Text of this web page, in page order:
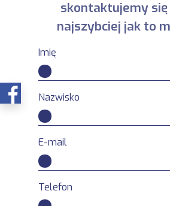
skontaktujemy się
najszybciej jak to
Imię
Nazwisko
E-mail
Telefon